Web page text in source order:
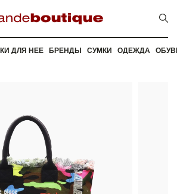
ДЛЯ НЕЕ БРЕНДЫ СУМКИ ОДЕЖДА